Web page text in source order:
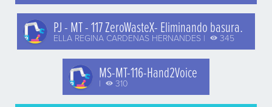
PJ - MT - 117 ZeroWasteX- Eliminando basura.
ELLA REGINA CARDENAS HERNANDES | 345
MS-MT-116-Hand2Voice
| 310